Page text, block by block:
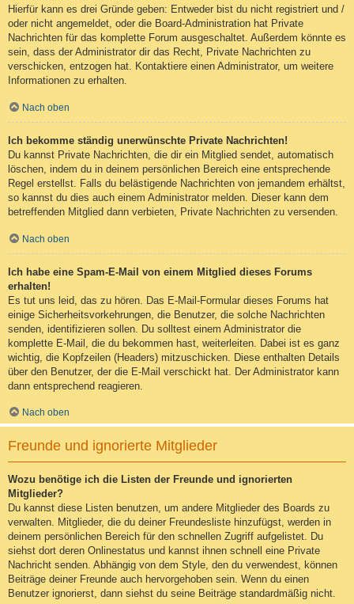
Hierfür kann es drei Gründe geben: Entweder bist du nicht registriert und /
oder nicht angemeldet, oder die Board-Administration hat Private
Nachrichten für das komplette Forum ausgeschaltet. Außerdem könnte es
sein, dass der Administrator dir das Recht, Private Nachrichten zu
verschicken, entzogen hat. Kontaktiere einen Administrator, um weitere
Informationen zu erhalten.
Nach oben
Ich bekomme ständig unerwünschte Private Nachrichten!
Du kannst Private Nachrichten, die dir ein Mitglied sendet, automatisch
löschen, indem du in deinem persönlichen Bereich eine entsprechende
Regel erstellst. Falls du belästigende Nachrichten von jemandem erhältst,
so kannst du dies auch einem Administrator melden. Dieser kann dem
betreffenden Mitglied dann verbieten, Private Nachrichten zu versenden.
Nach oben
Ich habe eine Spam-E-Mail von einem Mitglied dieses Forums
erhalten!
Es tut uns leid, das zu hören. Das E-Mail-Formular dieses Forums hat
einige Sicherheitsvorkehrungen, die Benutzer, die solche Nachrichten
senden, identifizieren sollen. Du solltest einem Administrator die
komplette E-Mail, die du bekommen hast, weiterleiten. Dabei ist es ganz
wichtig, die Kopfzeilen (Headers) mitzuschicken. Diese enthalten Details
über den Benutzer, der die E-Mail verschickt hat. Der Administrator kann
dann entsprechend reagieren.
Nach oben
Freunde und ignorierte Mitglieder
Wozu benötige ich die Listen der Freunde und ignorierten
Mitglieder?
Du kannst diese Listen benutzen, um andere Mitglieder des Boards zu
verwalten. Mitglieder, die du deiner Freundesliste hinzufügst, werden in
deinem persönlichen Bereich für den schnellen Zugriff aufgelistet. Du
siehst dort deren Onlinestatus und kannst ihnen schnell eine Private
Nachricht senden. Abhängig von dem Style, den du verwendest, können
Beiträge deiner Freunde auch hervorgehoben sein. Wenn du einen
Benutzer ignorierst, dann siehst du seine Beiträge standardmäßig nicht.